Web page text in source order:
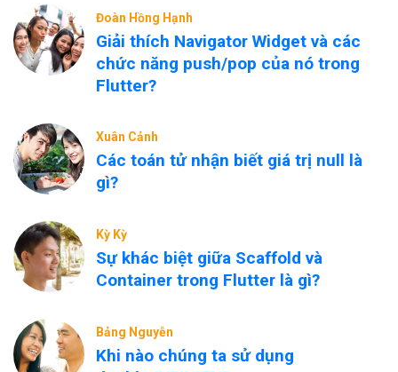
Đoàn Hồng Hạnh
Giải thích Navigator Widget và các
chức năng push/pop của nó trong
Flutter?
Xuân Cảnh
Các toán tử nhận biết giá trị null là
gì?
Kỳ Kỳ
Sự khác biệt giữa Scaffold và
Container trong Flutter là gì?
Bảng Nguyễn
Khi nào chúng ta sử dụng